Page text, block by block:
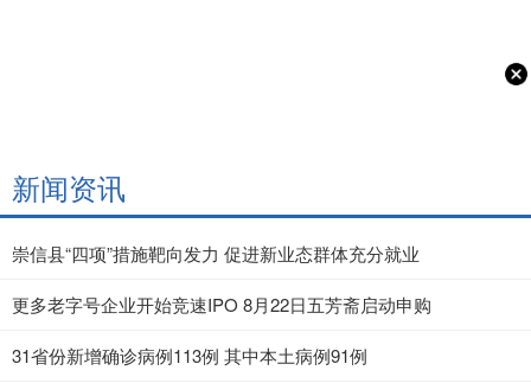
新闻资讯
崇信县“四项”措施靶向发力 促进新业态群体充分就业
更多老字号企业开始竞速IPO 8月22日五芳斋启动申购
31省份新增确诊病例113例 其中本土病例91例